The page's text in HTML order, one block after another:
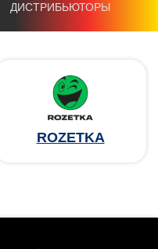
ДИСТРИБЬЮТОРЫ
ROZETKA